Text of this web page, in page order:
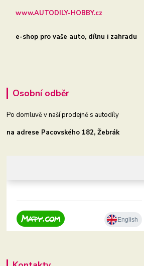
www.AUTODILY-HOBBY.cz
e-shop pro vaše auto, dílnu i zahradu
Osobní odběr
Po domluvě v naší prodejně s autodíly
na adrese Pacovského 182, Žebrák